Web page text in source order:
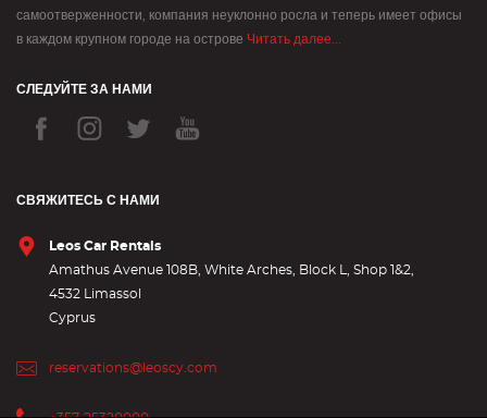
самоотверженности, компания неуклонно росла и теперь имеет офисы
в каждом крупном городе на острове Читать далее...
СЛЕДУЙТЕ ЗА НАМИ
СВЯЖИТЕСЬ С НАМИ
Leos Car Rentals
Amathus Avenue 108B, White Arches, Block L, Shop 1&2,
4532 Limassol
Cyprus
reservations@leoscy.com